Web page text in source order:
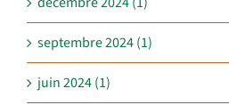
septembre 2024 (1)
juin 2024 (1)